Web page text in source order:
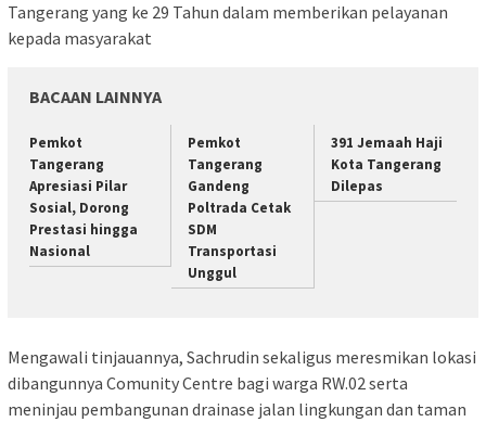
Tangerang yang ke 29 Tahun dalam memberikan pelayanan
kepada masyarakat
BACAAN LAINNYA
Pemkot
Tangerang
Apresiasi Pilar
Sosial, Dorong
Prestasi hingga
Nasional
Pemkot
Tangerang
Gandeng
Poltrada Cetak
SDM
Transportasi
Unggul
391 Jemaah Haji
Kota Tangerang
Dilepas
Mengawali tinjauannya, Sachrudin sekaligus meresmikan lokasi
dibangunnya Comunity Centre bagi warga RW.02 serta
meninjau pembangunan drainase jalan lingkungan dan taman